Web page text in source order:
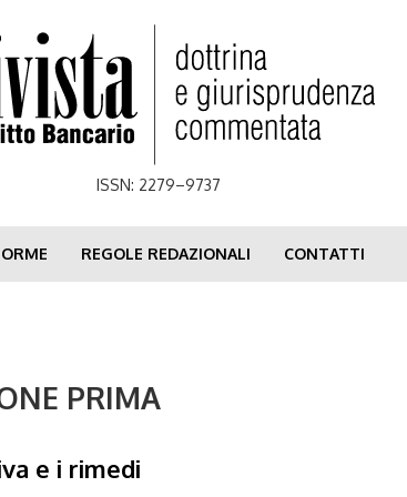
ISSN: 2279–9737
REGOLE REDAZIONALI CONTATTI
PRIMA
e i rimedi